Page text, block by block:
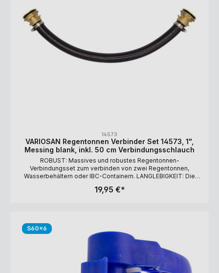
14573
VARIOSAN Regentonnen Verbinder Set 14573, 1",
Messing blank, inkl. 50 cm Verbindungsschlauch
ROBUST: Massives und robustes Regentonnen-
Verbindungsset zum verbinden von zwei Regentonnen,
Wasserbehältern oder IBC-Containern. LANGLEBIGKEIT: Die
die Schlauchverschraubungen bestehen aus massivem
Druckschlauch (50 cm), rostfreie Schlauchschellen W4 (2 Stück)
MONTAGE: Damit Sie die Schlauchlänge optimal an Ihre
Bedürfnisse anpassen können, werden alle Bauteile lose
geliefert.
19,95 €*
S60x6